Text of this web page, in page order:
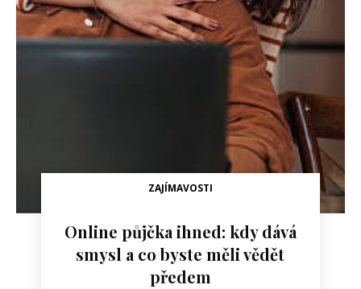
ZAJÍMAVOSTI
Online půjčka ihned: kdy dává
smysl a co byste měli vědět
předem